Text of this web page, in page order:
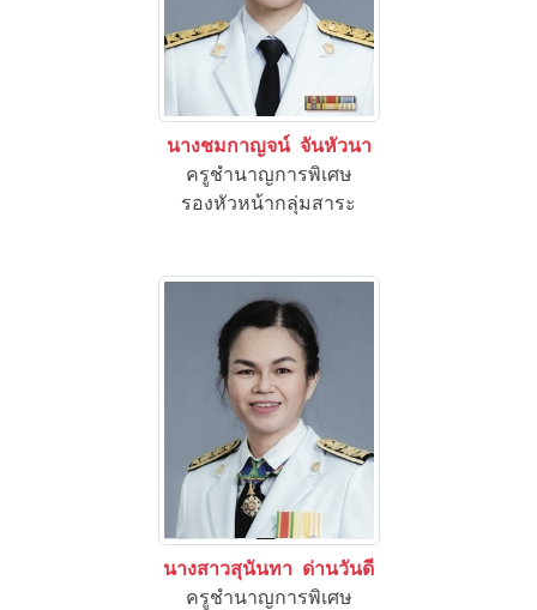
นางชมกาญจน์ จันหัวนา
ครูชำนาญการพิเศษ
รองหัวหน้ากลุ่มสาระ
นางสาวสุนันทา ด่านวันดี
ครูชำนาญการพิเศษ